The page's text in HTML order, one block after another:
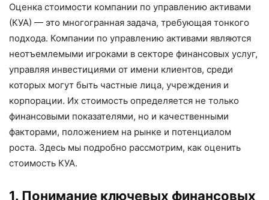
Оценка стоимости компании по управлению активами
(КУА) — это многогранная задача, требующая тонкого
подхода. Компании по управлению активами являются
неотъемлемыми игроками в секторе финансовых услуг,
управляя инвестициями от имени клиентов, среди
которых могут быть частные лица, учреждения и
корпорации. Их стоимость определяется не только
финансовыми показателями, но и качественными
факторами, положением на рынке и потенциалом
роста. Здесь мы подробно рассмотрим, как оценить
стоимость КУА.
1. Понимание ключевых финансовых